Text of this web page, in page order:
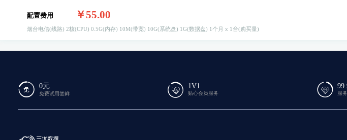
配置费用 ￥55.00
烟台电信(线路) 2核(CPU) 0.5G(内存) 10M(带宽) 10G(系统盘) 1G(数据盘) 1个月 x 1台(购买量)
0元
免费试用尝鲜
1V1
贴心会员服务 服